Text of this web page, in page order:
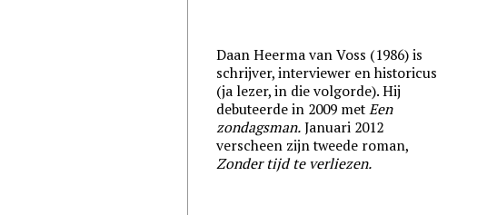
Daan Heerma van Voss (1986) is
schrijver, interviewer en historicus
(ja lezer, in die volgorde). Hij
debuteerde in 2009 met Een
zondagsman. Januari 2012
verscheen zijn tweede roman,
Zonder tijd te verliezen.